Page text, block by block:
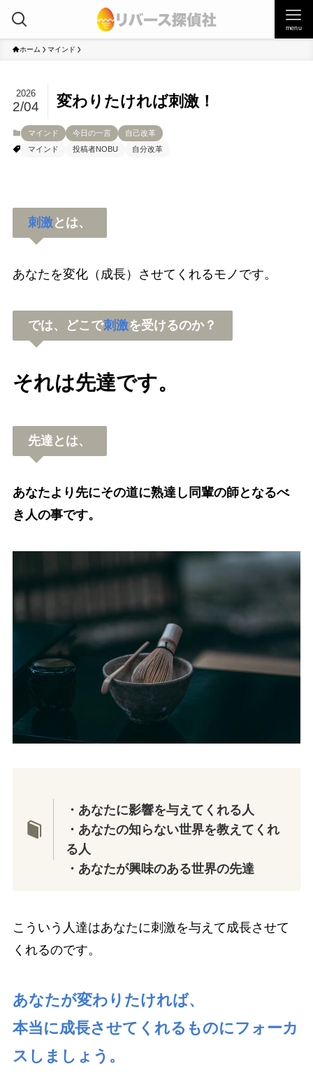
menu
ホーム マインド
変わりたければ刺激！
2026
2/04
マインド 今日の一言
自己改革
マインド
投稿者NOBU 自分改革
刺激とは、
あなたを変化（成長）させてくれるモノです。
では、どこで刺激を受けるのか？
それは先達です。
先達とは、
あなたより先にその道に熟達し同輩の師となるべ
き人の事です。
・あなたに影響を与えてくれる人
・あなたの知らない世界を教えてくれ
る人
・あなたが興味のある世界の先達
こういう人達はあなたに刺激を与えて成長させて
くれるのです。
あなたが変わりたければ、
本当に成長させてくれるものにフォーカ
スしましょう。